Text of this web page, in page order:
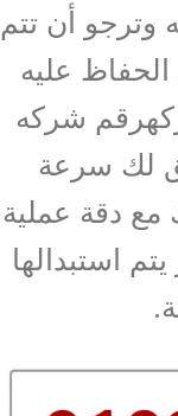
أن تتم
عليه
شركه
تُحقق لك سرعة
مع دقة عملية
استبدالها